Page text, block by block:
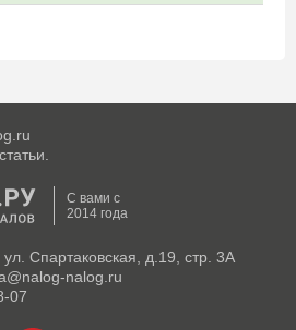
С вами с
2014 года
Спартаковская, д.19, стр. 3А
nalog.ru
07